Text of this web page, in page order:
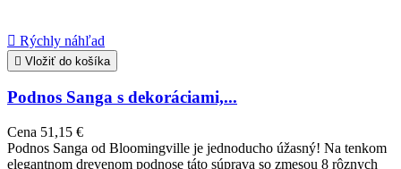
 Rýchly náhľad
 Vložiť do košíka
Podnos Sanga s dekoráciami,...
Cena 51,15 €
Podnos Sanga od Bloomingville je jednoducho úžasný! Na tenkom
elegantnom drevenom podnose táto súprava so zmesou 8 rôznych